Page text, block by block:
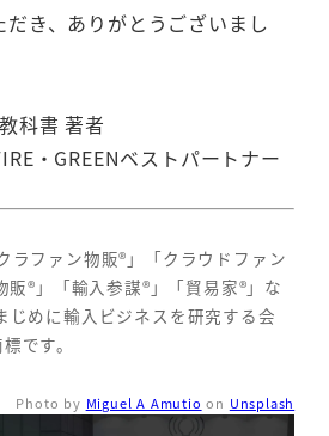
き、ありがとうございまし
科書 著者
・GREENベストパートナー
ラファン物販®」「クラウドファン
販®」「輸入参謀®」「貿易家®」な
じめに輸入ビジネスを研究する会
です。
Photo by Miguel A Amutio on Unsplash